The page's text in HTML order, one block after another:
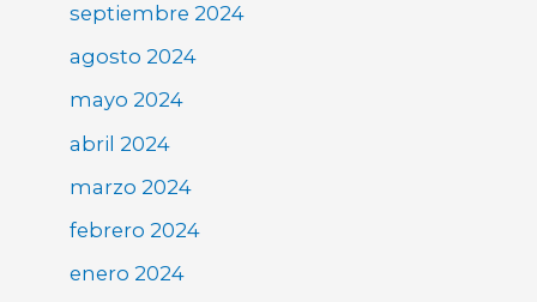
septiembre 2024
agosto 2024
mayo 2024
abril 2024
marzo 2024
febrero 2024
enero 2024